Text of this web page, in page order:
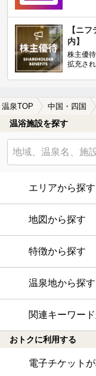
【ニ
内】
株主優
拡充さ
温泉TOP 中国・四国
温浴施設を探す
エリアから探す
地図から探す
特徴から探す
温泉地から探す
関連キーワー
おトクに利用する
電子チケット